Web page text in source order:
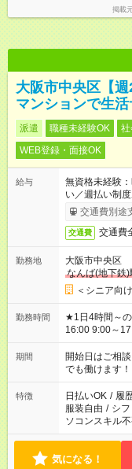
掲載
大阪市中央区【
マンションで生活
派遣 職種未経験OK
WEB登録・面接OK
給与
無資格未経験
い／週払い制
完了次第のお
交通費別途
交通費 交通費
勤務地
大阪市中央区
なんば(地下鉄)
＜シニア向
勤務時間
★1日4時間～の時短シフトOK ★
16:00 9:00～17:00
場合、他のお
ん ※法令に基
となります ※
短時間・短期
期間
開始日はご相
でも働けます！
特徴 日払いOK / 履
服装自由 / シ
ソコンスキル
気になる！